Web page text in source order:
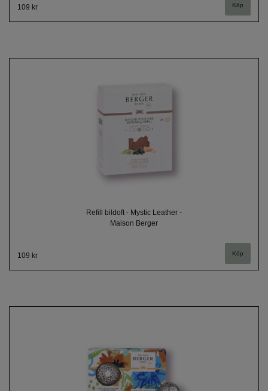
109 kr
Refill bildoft - Mystic Leather -
Maison Berger
109 kr